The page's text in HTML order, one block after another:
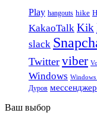
Play hangouts hike
KakaoTalk Kik
slack
Twitter viber
Windows Windows
Дуров мессенджер
Ваш выбор